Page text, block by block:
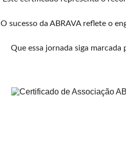
O sucesso da ABRAVA reflete o
Que essa jornada siga